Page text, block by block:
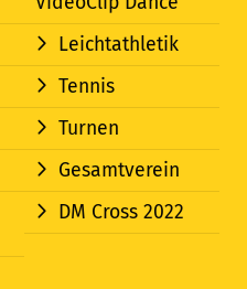
Leichtathletik
Tennis
Turnen
Gesamtverein
DM Cross 2022